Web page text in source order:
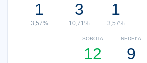
1
3,57%
3
10,71%
1
3,57%
SOBOTA
12
NEDEĽA
9